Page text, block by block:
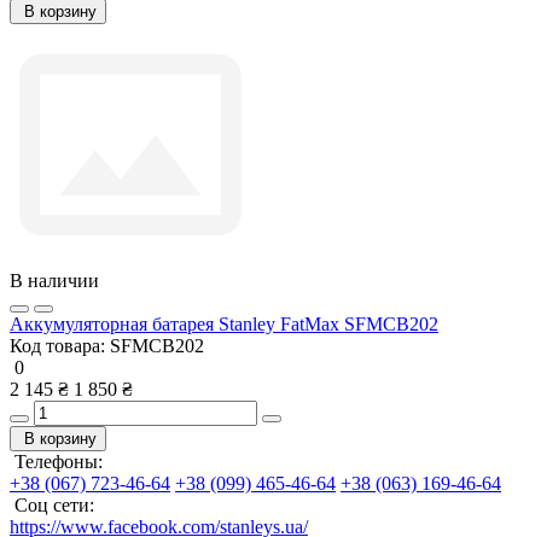
В корзину
В наличии
Аккумуляторная батарея Stanley FatMax SFMCB202
Код товара: SFMCB202
0
2 145 ₴ 1 850 ₴
В корзину
Телефоны:
+38 (067) 723-46-64 +38 (099) 465-46-64 +38 (063) 169-46-64
Соц сети:
https://www.facebook.com/stanleys.ua/